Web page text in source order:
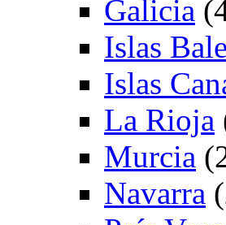
Galicia
Islas
Islas
La Rioja
Murcia
Navarra